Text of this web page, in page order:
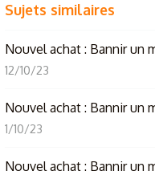
Sujets similaires
Nouvel achat : Bannir un
12/10/23
Nouvel achat : Bannir un
1/10/23
Nouvel achat : Bannir un